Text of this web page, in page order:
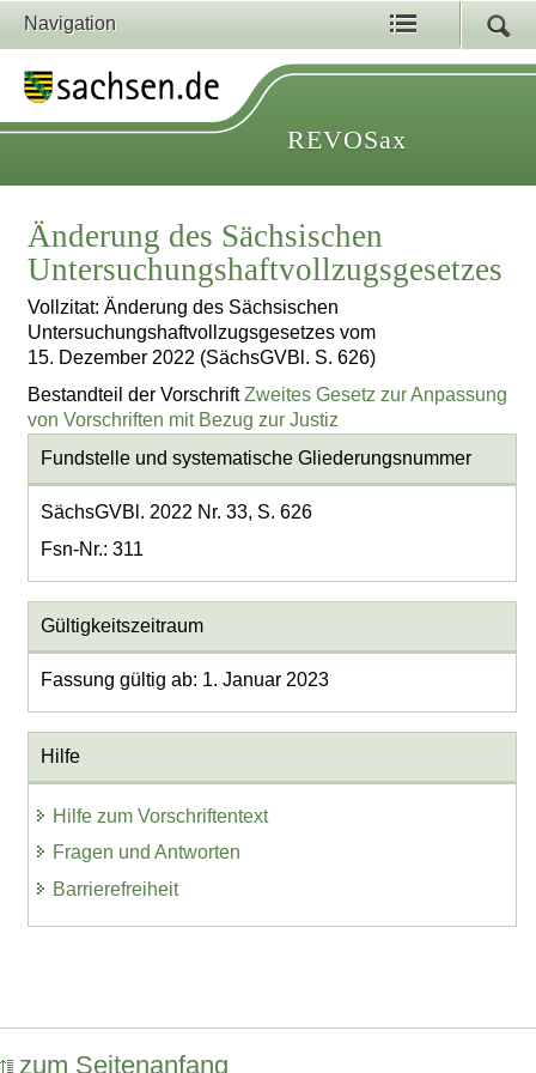
Navigation
REVOSax
Änderung des Sächsischen
Untersuchungshaftvollzugsgesetzes
Vollzitat: Änderung des Sächsischen
Untersuchungshaftvollzugsgesetzes vom
15. Dezember 2022 (SächsGVBl. S. 626)
Bestandteil der VorschriftZweites Gesetz zur Anpassung
von Vorschriften mit Bezug zur Justiz
Fundstelle und systematische Gliederungsnummer
SächsGVBl. 2022 Nr. 33, S. 626
Fsn-Nr.: 311
Gültigkeitszeitraum
Fassung gültig ab: 1. Januar 2023
Hilfe
Hilfe zum Vorschriftentext
Fragen und Antworten
Barrierefreiheit
zum Seitenanfang